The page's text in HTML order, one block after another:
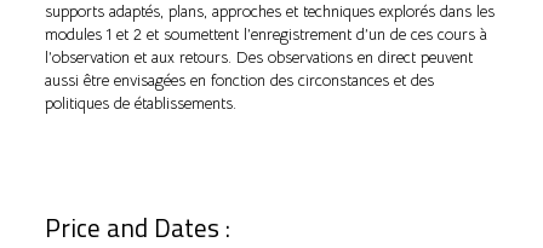
supports adaptés, plans, approches et techniques explorés dans les
modules 1 et 2 et soumettent l’enregistrement d’un de ces cours à
l’observation et aux retours. Des observations en direct peuvent
aussi être envisagées en fonction des circonstances et des
politiques de établissements.
Price and Dates :